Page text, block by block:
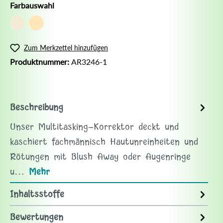
Farbauswahl
Zum Merkzettel hinzufügen
Produktnummer: AR3246-1
Beschreibung
Unser Multitasking-Korrektor deckt und
kaschiert fachmännisch Hautunreinheiten und
Rötungen mit Blush Away oder Augenringe
u… Mehr
Inhaltsstoffe
Bewertungen